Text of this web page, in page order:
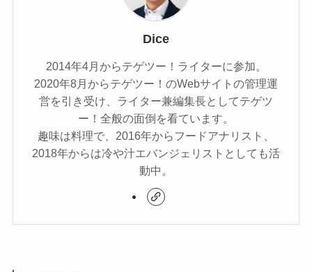
Dice
2014年4月からテゲツー！ライターに参加。
2020年8月からテゲツー！のWebサイトの管理運
営を引き受け、ライター兼編集長としてテゲツ
ー！全般の面倒を看ています。
趣味は料理で、2016年からフードアナリスト、
2018年からは冷や汁エバンジェリストとしても活
動中。